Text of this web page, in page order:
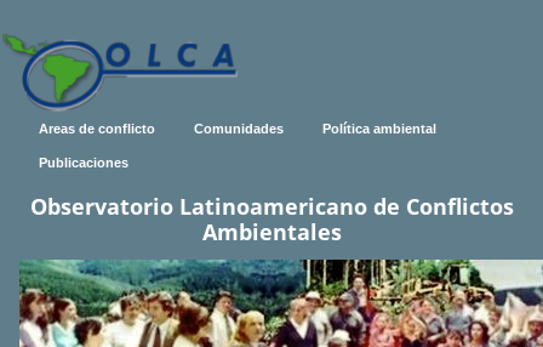
Areas de conflicto Comunidades Política ambiental
Publicaciones
Observatorio Latinoamericano de Conflictos
Ambientales